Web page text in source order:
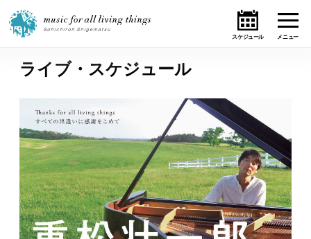
ホーム
ニュース
テーマ
ライブ・スケジュール
作品
ライブ・スケジュール